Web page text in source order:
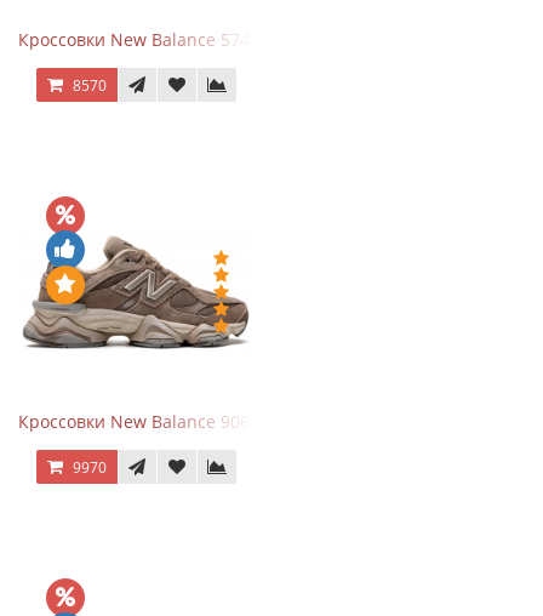
Кроссовки New Balance 574 Navy Blue White
8570
Кроссовки New Balance 9060 Mushroom
9970